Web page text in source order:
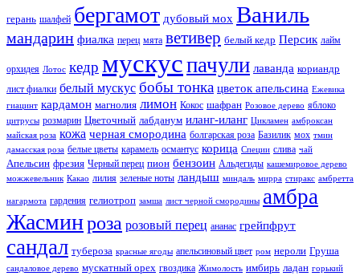
герань шалфей бергамот дубовый мох Ваниль
мандарин фиалка перец мята ветивер белый кедр Персик лайм
орхидея Лотос кедр мускуспачули лаванда кориандр
лист фиалки белый мускус бобы тонка цветок апельсина Ежевика
гиацинт кардамон магнолия лимон Кокос шафран Розовое дерево яблоко
цитрусы розмарин Цветочный лабданум иланг-иланг Цикламен амброксан
майская роза кожа черная смородина болгарская роза Базилик мох тмин
дамасская роза белые цветы карамель османтус корица Специи слива чай
Апельсин фрезия Черный перец пион бензоин Альдегиды кашемировое дерево
можжевельник Какао лилия зеленые ноты ландыш миндаль мирра стиракс амбретта
нагармота гардения гелиотроп замша лист черной смородины амбра
Жасминроза розовый перец ананас грейпфрут
сандал тубероза красные ягоды апельсиновый цвет ром нероли Груша
сандаловое дерево мускатный орех гвоздика Жимолость имбирь ладан горький